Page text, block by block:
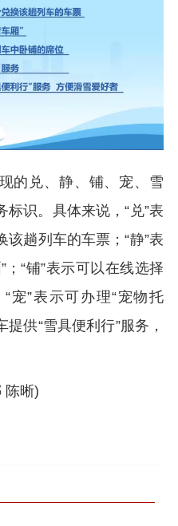
的兑、静、铺、宠、雪
识。具体来说，“兑”表
趟列车的车票；“静”表
“铺”表示可以在线选择
宠”表示可办理“宠物托
提供“雪具便利行”服务，
陈晰)